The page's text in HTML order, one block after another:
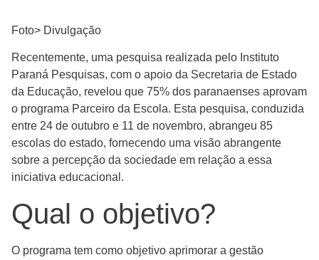
Foto> Divulgação
Recentemente, uma pesquisa realizada pelo Instituto
Paraná Pesquisas, com o apoio da Secretaria de Estado
da Educação, revelou que 75% dos paranaenses aprovam
o programa Parceiro da Escola. Esta pesquisa, conduzida
entre 24 de outubro e 11 de novembro, abrangeu 85
escolas do estado, fornecendo uma visão abrangente
sobre a percepção da sociedade em relação a essa
iniciativa educacional.
Qual o objetivo?
O programa tem como objetivo aprimorar a gestão